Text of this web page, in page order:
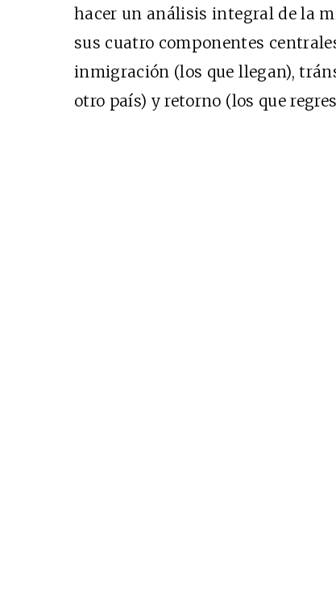
hacer un análisis integral de la
sus cuatro componentes
inmigración (los que llegan),
otro país) y retorno (los que
Cine desde los
EDICIÓN MÉXICO
SUSCRÍBETE